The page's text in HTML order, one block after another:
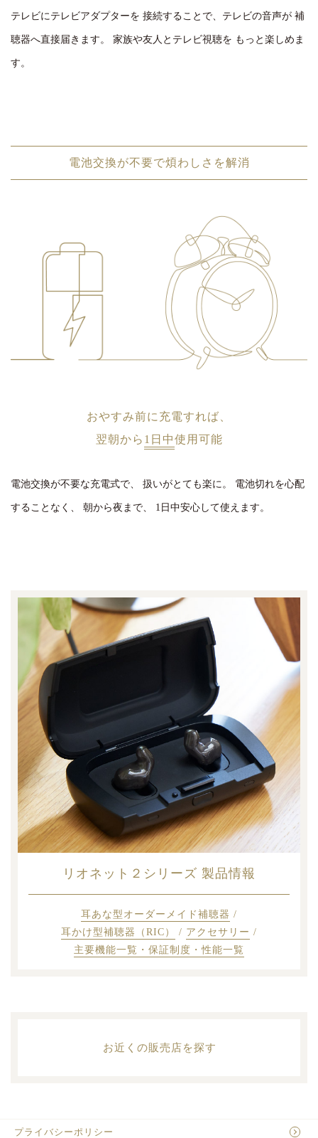
テレビにテレビアダプターを 接続することで、テレビの音声が 補
聴器へ直接届きます。 家族や友人とテレビ視聴を もっと楽しめま
す。
電池交換が不要で煩わしさを解消
おやすみ前に充電すれば、
翌朝から 1日中使用可能
電池交換が不要な充電式で、 扱いがとても楽に。 電池切れを心配
することなく、 朝から夜まで、 1日中安心して使えます。
リオネット２シリーズ 製品情報
耳あな型オーダーメイド補聴器 /
耳かけ型補聴器（RIC）
/ アクセサリー /
主要機能一覧・保証制度・性能一覧
お近くの販売店を探す
プライバシーポリシー